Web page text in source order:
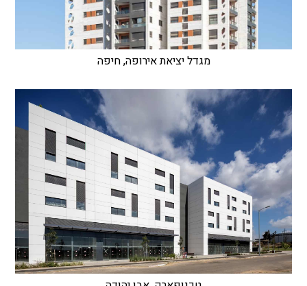
מגדל יציאת אירופה, חיפה